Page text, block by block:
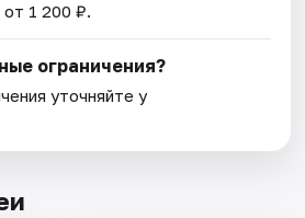
1 200 ₽.
ограничения?
уточняйте у